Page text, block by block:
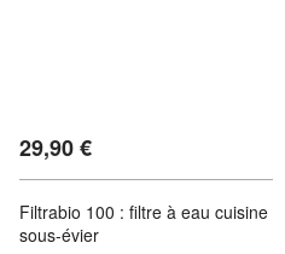
29,90€
Filtrabio 100 : filtre à eau cuisine
sous-évier